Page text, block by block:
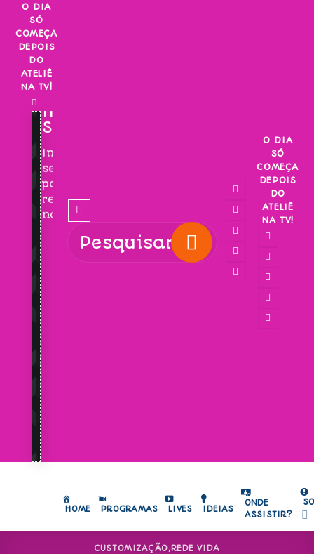
Skip
content
O DIA
SÓ
COMEÇA
DEPOIS
DO
ATELIÊ
NA TV!
INSCREVA-
SE!
Inscreva-
se
para
receber
novidades!
O DIA
SÓ
COMEÇA
DEPOIS
DO
ATELIÊ
NA TV!
HOME PROGRAMAS LIVES IDEIAS
ONDE
ASSISTIR?
CUSTOMIZAÇÃO,REDE VIDA